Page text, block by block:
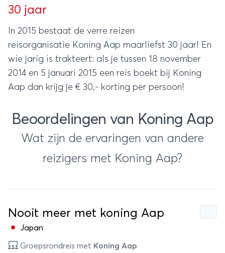
30 jaar
In 2015 bestaat de verre reizen
reisorganisatie Koning Aap maarliefst 30 jaar! En
wie jarig is trakteert: als je tussen 18 november
2014 en 5 januari 2015 een reis boekt bij Koning
Aap dan krijg je € 30,- korting per persoon!
Beoordelingen van Koning Aap
Wat zijn de ervaringen van andere
reizigers met Koning Aap?
Nooit meer met koning Aap
Japan
Groepsrondreis met Koning Aap